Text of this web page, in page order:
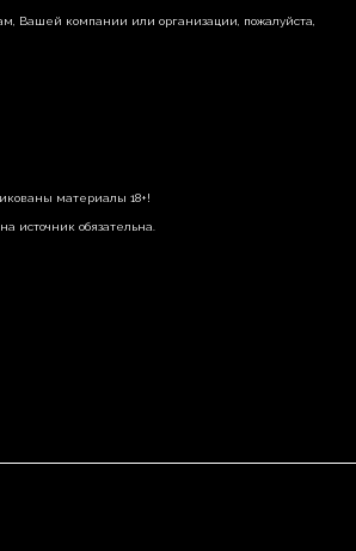
Вашей компании или организации, пожалуйста,
материалы 18+!
источник обязательна.